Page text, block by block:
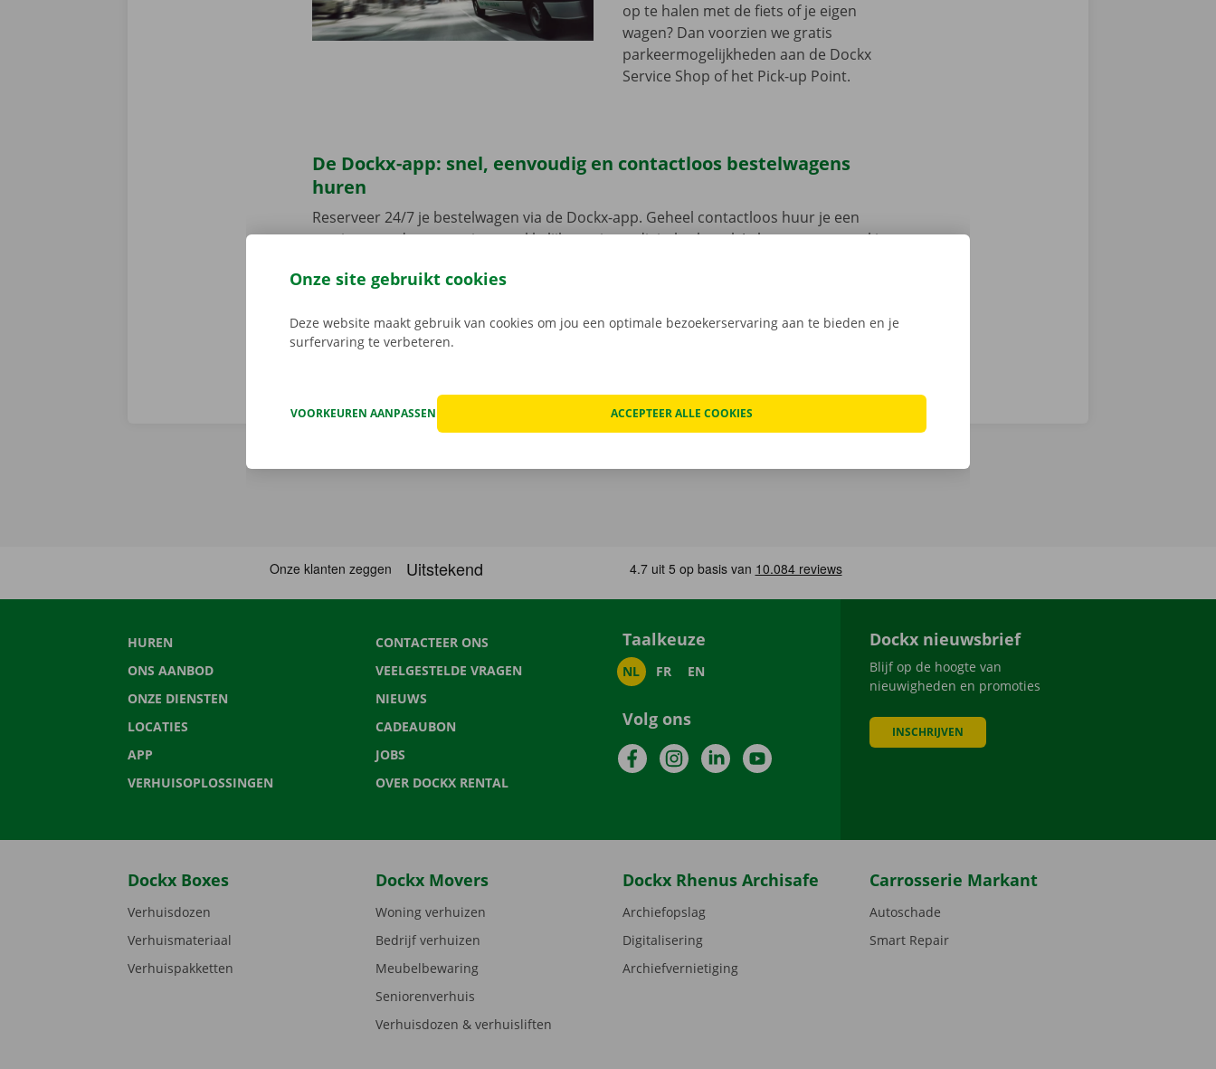
op te halen met de fiets of je eigen
wagen? Dan voorzien we gratis
parkeermogelijkheden aan de Dockx
Service Shop of het Pick-up Point.
De Dockx-app: snel, eenvoudig en contactloos bestelwagens
huren
Reserveer 24/7 je bestelwagen via de Dockx-app. Geheel contactloos huur je een
camionette, deze open je gemakkelijk met jouw digitale sleutel. Je bent zo op weg: kies
vertrekken. Download de gratis app nu voor
HUREN
ONS AANBOD
ONZE DIENSTEN
LOCATIES
APP
VERHUISOPLOSSINGEN
CONTACTEER ONS
VEELGESTELDE VRAGEN
NIEUWS
CADEAUBON
JOBS
OVER DOCKX RENTAL
Taalkeuze
NL FR EN
Volg ons
FacebookInstagramLinkedInYouTube
Dockx nieuwsbrief
Blijf op de hoogte van
nieuwigheden en promoties
INSCHRIJVEN
Dockx Boxes
Verhuisdozen
Verhuismateriaal
Verhuispakketten
Dockx Movers
Woning verhuizen
Bedrijf verhuizen
Meubelbewaring
Seniorenverhuis
Verhuisdozen & verhuisliften
Dockx Rhenus Archisafe
Archiefopslag
Digitalisering
Archiefvernietiging
Carrosserie Markant
Autoschade
Smart Repair
Onze site gebruikt cookies
Deze website maakt gebruik van cookies om jou een optimale bezoekerservaring aan te bieden en je
surfervaring te verbeteren.
VOORKEUREN AANPASSEN ACCEPTEER ALLE COOKIES